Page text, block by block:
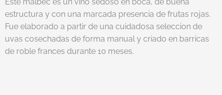
estructura y con una marcada presencia de frutas rojas.
Fue elaborado a partir de una cuidadosa seleccion de
uvas cosechadas de forma manual y criado en barricas
de roble frances durante 10 meses.